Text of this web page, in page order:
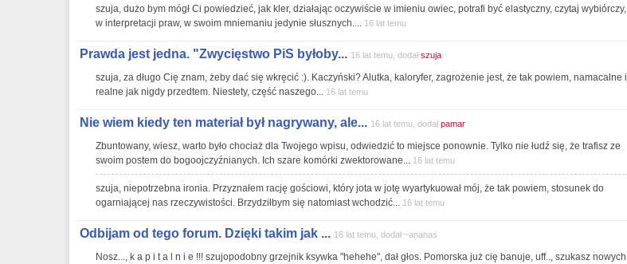
szuja, dużo bym mógł Ci powiedzieć, jak kler, działając oczywiście w imieniu owiec, potrafi być elastyczny, czytaj wybiórczy,
w interpretacji praw, w swoim mniemaniu jedynie słusznych.... 16 lat temu
Prawda jest jedna. "Zwycięstwo PiS byłoby... 16 lat temu, dodał szuja
szuja, za długo Cię znam, żeby dać się wkręcić :). Kaczyński? Alutka, kaloryfer, zagrożenie jest, że tak powiem, namacalne i
realne jak nigdy przedtem. Niestety, część naszego... 16 lat temu
Nie wiem kiedy ten materiał był nagrywany, ale... 16 lat temu, dodał pamar
Zbuntowany, wiesz, warto było chociaż dla Twojego wpisu, odwiedzić to miejsce ponownie. Tylko nie łudź się, że trafisz ze
swoim postem do bogoojczyźnianych. Ich szare komórki zwektorowane... 16 lat temu
szuja, niepotrzebna ironia. Przyznałem rację gościowi, który jota w jotę wyartykuował mój, że tak powiem, stosunek do
ogarniającej nas rzeczywistości. Brzydziłbym się natomiast wchodzić... 16 lat temu
Odbijam od tego forum. Dzięki takim jak ... 16 lat temu, dodał ~ananas
Nosz..., k a p i t a l n i e !!! szujopodobny grzejnik ksywka "hehehe", dał głos. Pomorska już cię banuje, uff.., szukasz nowych